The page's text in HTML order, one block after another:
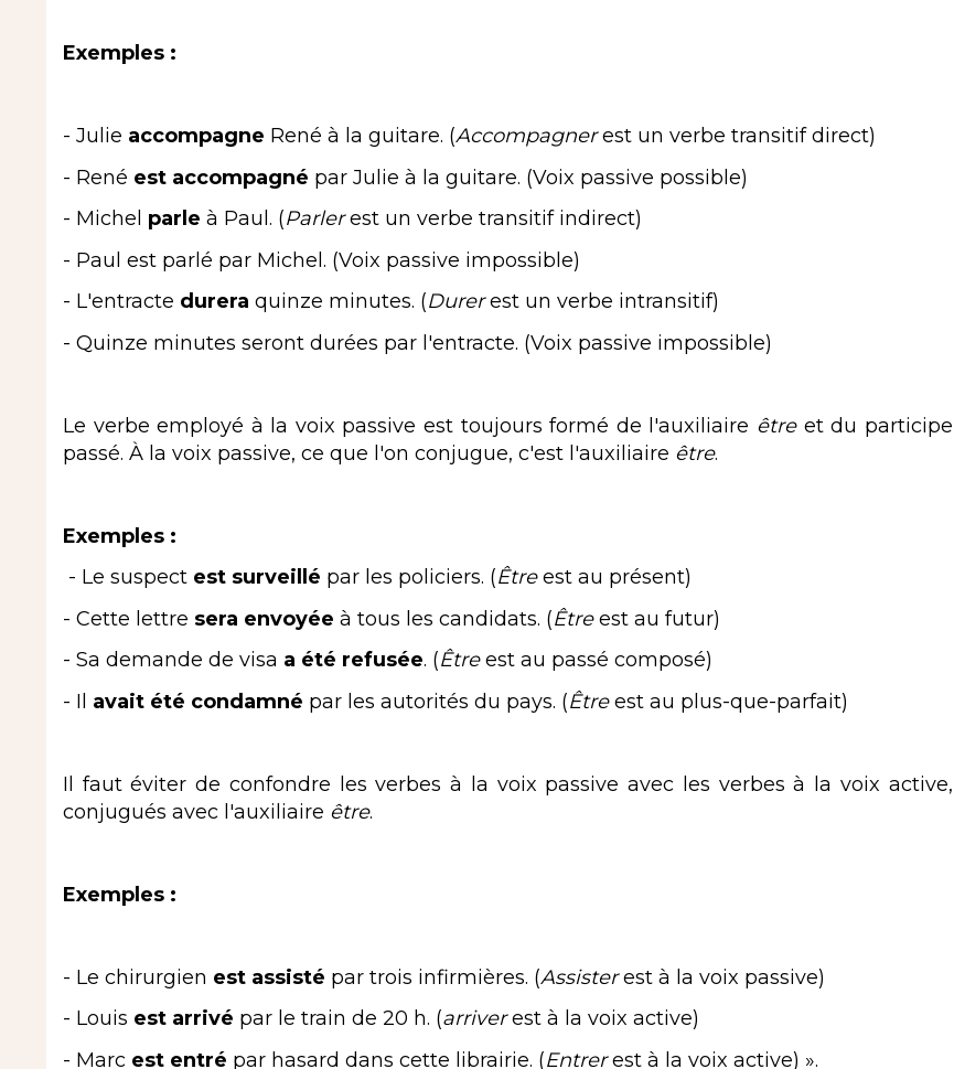
Exemples :
- Julie accompagne René à la guitare. (Accompagnerest un verbe transitif direct)
- René est accompagné par Julie à la guitare. (Voix passive possible)
- Michel parle à Paul. (Parlerest un verbe transitif indirect)
- Paul est parlé par Michel. (Voix passive impossible)
- L'entracte durera quinze minutes. (Durerest un verbe intransitif)
- Quinze minutes seront durées par l'entracte. (Voix passive impossible)
Le verbe employé à la voix passive est toujours formé de l'auxiliaire êtreet du participe
passé. À la voix passive, ce que l'on conjugue, c'est l'auxiliaire être.
Exemples :
- Le suspect est surveillé par les policiers. (Êtreest au présent)
- Cette lettre sera envoyée à tous les candidats. (Êtreest au futur)
- Sa demande de visa a été refusée. (Êtreest au passé composé)
- Il avait été condamné par les autorités du pays. (Êtreest au plus-que-parfait)
Il faut éviter de confondre les verbes à la voix passive avec les verbes à la voix active,
conjugués avec l'auxiliaire être.
Exemples :
- Le chirurgien est assisté par trois infirmières. (Assisterest à la voix passive)
- Louis est arrivé par le train de 20 h. (arriverest à la voix active)
- Marc est entré par hasard dans cette librairie. (Entrerest à la voix active) ».